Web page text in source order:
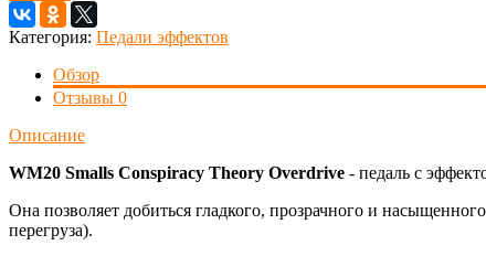
Категория: Педали эффектов
Обзор
Отзывы 0
Описание
WM20 Smalls Conspiracy Theory Overdrive - педаль с
Она позволяет добиться гладкого, прозрачного и
перегруза).